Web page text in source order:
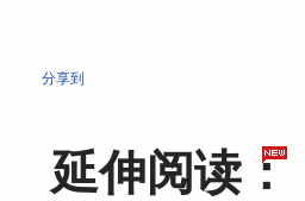
分享到
延伸阅读：